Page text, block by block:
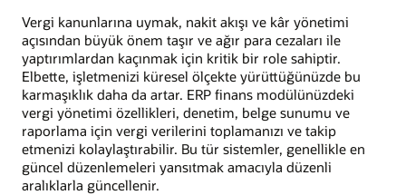
Vergi kanunlarına uymak, nakit akışı ve kâr yönetimi
açısından büyük önem taşır ve ağır para cezaları ile
yaptırımlardan kaçınmak için kritik bir role sahiptir.
Elbette, işletmenizi küresel ölçekte yürüttüğünüzde bu
karmaşıklık daha da artar. ERP finans modülünüzdeki
vergi yönetimi özellikleri, denetim, belge sunumu ve
raporlama için vergi verilerini toplamanızı ve takip
etmenizi kolaylaştırabilir. Bu tür sistemler, genellikle en
güncel düzenlemeleri yansıtmak amacıyla düzenli
aralıklarla güncellenir.